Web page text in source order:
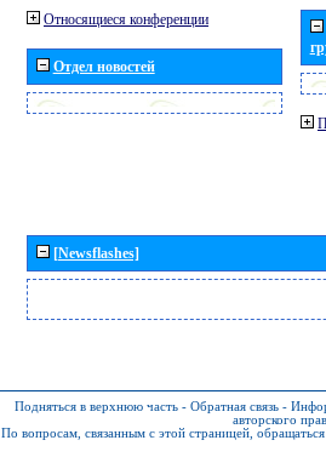
Относящиеся конференции
Отдел новостей
[Newsflashes]
Подняться в верхнюю часть - Обратная связь -
авторского
По вопросам, связанным с этой страницей, обращаться